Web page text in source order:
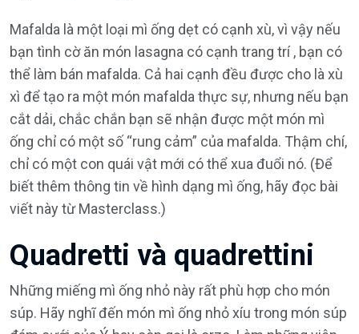
Mafalda là một loại mì ống dẹt có cạnh xù, vì vậy nếu
bạn tình cờ ăn món lasagna có cạnh trang trí , bạn có
thể làm bán mafalda. Cả hai cạnh đều được cho là xù
xì để tạo ra một món mafalda thực sự, nhưng nếu bạn
cắt dải, chắc chắn bạn sẽ nhận được một món mì
ống chỉ có một số “rung cảm” của mafalda. Thậm chí,
chỉ có một con quái vật mới có thể xua đuổi nó. (Để
biết thêm thông tin về hình dạng mì ống, hãy đọc bài
viết này từ Masterclass.)
Quadretti và quadrettini
Những miếng mì ống nhỏ này rất phù hợp cho món
súp. Hãy nghĩ đến món mì ống nhỏ xíu trong món súp